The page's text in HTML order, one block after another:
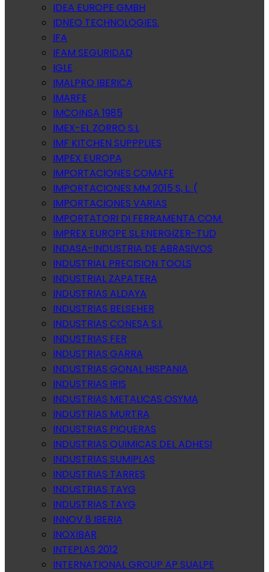
IDEA EUROPE GMBH
IDNEO TECHNOLOGIES.
IFA
IFAM SEGURIDAD
IGLE
IMALPRO IBERICA
IMARFE
IMCOINSA 1985
IMEX-EL ZORRO S.L
IMF KITCHEN SUPPPLIES
IMPEX EUROPA
IMPORTACIONES COMAFE
IMPORTACIONES MM 2015 S, L. (
IMPORTACIONES VARIAS
IMPORTATORI DI FERRAMENTA COM.
IMPREX EUROPE SL.ENERGIZER-TUD
INDASA-INDUSTRIA DE ABRASIVOS
INDUSTRIAL PRECISION TOOLS
INDUSTRIAL ZAPATERA
INDUSTRIAS ALDAYA
INDUSTRIAS BELSEHER
INDUSTRIAS CONESA S.l.
INDUSTRIAS FER
INDUSTRIAS GARRA
INDUSTRIAS GONAL HISPANIA
INDUSTRIAS IRIS
INDUSTRIAS METALICAS OSYMA
INDUSTRIAS MURTRA
INDUSTRIAS PIQUERAS
INDUSTRIAS QUIMICAS DEL ADHESI
INDUSTRIAS SUMIPLAS
INDUSTRIAS TARRES
INDUSTRIAS TAYG
INDUSTRIAS TAYG
INNOV 8 IBERIA
INOXIBAR
INTEPLAS 2012
INTERNATIONAL GROUP AP SUALPE